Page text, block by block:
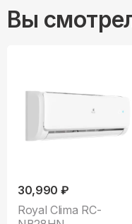
Вы
30,990 ₽
Royal Clima RC-